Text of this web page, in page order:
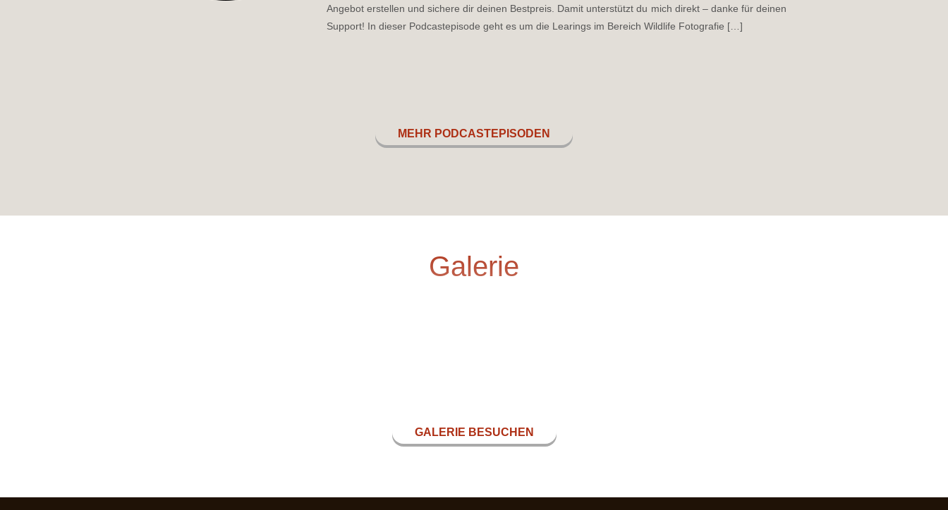
Angebot erstellen und sichere dir deinen Bestpreis. Damit unterstützt du mich direkt – danke für deinen
Support! In dieser Podcastepisode geht es um die Learings im Bereich Wildlife Fotografie […]
MEHR PODCASTEPISODEN
Galerie
GALERIE BESUCHEN